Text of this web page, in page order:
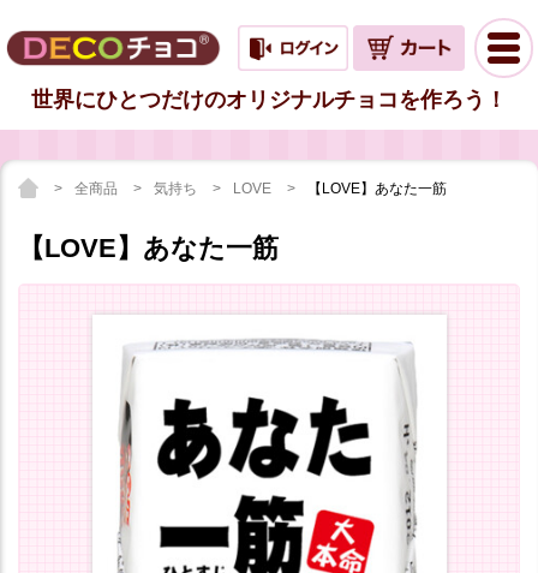
世界にひとつだけのオリジナルチョコを作ろう！
全商品 気持ち LOVE 【LOVE】あなた一筋
【LOVE】あなた一筋